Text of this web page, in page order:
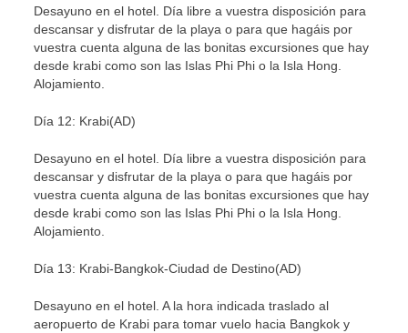
Desayuno en el hotel. Día libre a vuestra disposición para
descansar y disfrutar de la playa o para que hagáis por
vuestra cuenta alguna de las bonitas excursiones que hay
desde krabi como son las Islas Phi Phi o la Isla Hong.
Alojamiento.
Día 12: Krabi(AD)
Desayuno en el hotel. Día libre a vuestra disposición para
descansar y disfrutar de la playa o para que hagáis por
vuestra cuenta alguna de las bonitas excursiones que hay
desde krabi como son las Islas Phi Phi o la Isla Hong.
Alojamiento.
Día 13: Krabi-Bangkok-Ciudad de Destino(AD)
Desayuno en el hotel. A la hora indicada traslado al
aeropuerto de Krabi para tomar vuelo hacia Bangkok y